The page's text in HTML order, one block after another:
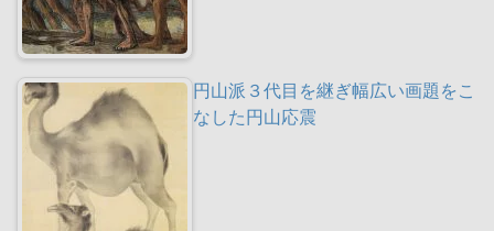
円山派３代目を継ぎ幅広い画題をこ
なした円山応震